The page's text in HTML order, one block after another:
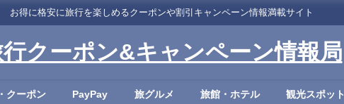
お得に格安に旅行を楽しめるクーポンや割引キャンペーン情報満載サイト
クーポン&キャンペーン情報局
クーポン PayPay 旅グルメ 旅館・ホテル 観光スポット